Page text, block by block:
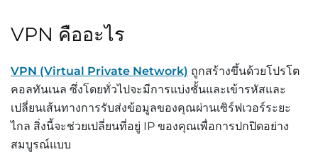
VPN คืออะไร
VPN (Virtual Private Network) ถูกสร้างขึ้นด้วยโปรโต
คอลทันเนล ซึ่งโดยทั่วไปจะมีการแบ่งชั้นและเข้ารหัสและ
เปลี่ยนเส้นทางการรับส่งข้อมูลของคุณผ่านเซิร์ฟเวอร์ระยะ
ไกล สิ่งนี้จะช่วยเปลี่ยนที่อยู่ IP ของคุณเพื่อการปกปิดอย่าง
สมบูรณ์แบบ